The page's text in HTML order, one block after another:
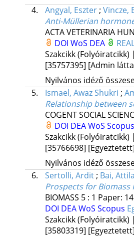
4.
Angyal, Eszter; Vincze,
Anti-Müllerian
ACTA VETERINARIA
DOI WoS DEA
Szakcikk
[35757395] [Admin
Nyilvános idéző
5.
Ismael, Awaz Shukri ;
Relationship between
COGENT SOCIAL
DOI DEAWoS Scopus
Szakcikk
[35766698] [Egyeztetett]
Nyilvános idéző
6.
Sertolli, Ardit; Bai,
Prospects for Biomass
BIOMASS 5: 1 Paper:
DOI DEAWoS Scopus
Szakcikk
[35803319] [Egyeztetett]